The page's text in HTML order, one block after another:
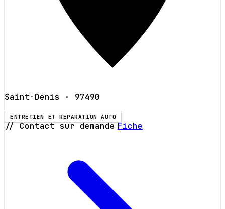
Saint-Denis · 97490
ENTRETIEN ET RÉPARATION AUTO
// Contact sur demande Fiche